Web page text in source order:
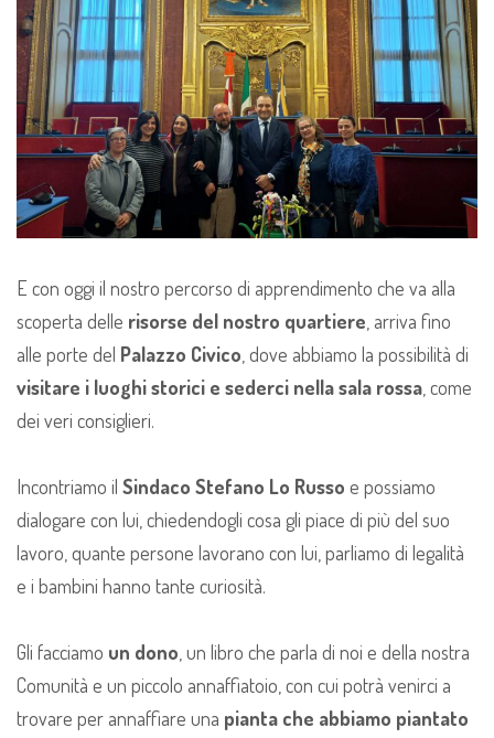
E con oggi il nostro percorso di apprendimento che va alla
scoperta delle risorse del nostro quartiere , arriva fino
alle porte del Palazzo Civico , dove abbiamo la possibilità di
visitare i luoghi storici e sederci nella sala rossa , come
dei veri consiglieri.
Incontriamo il Sindaco Stefano Lo Russo e possiamo
dialogare con lui, chiedendogli cosa gli piace di più del suo
lavoro, quante persone lavorano con lui, parliamo di legalità
e i bambini hanno tante curiosità.
Gli facciamo un dono , un libro che parla di noi e della nostra
Comunità e un piccolo annaffiatoio, con cui potrà venirci a
trovare per annaffiare una pianta che abbiamo piantato